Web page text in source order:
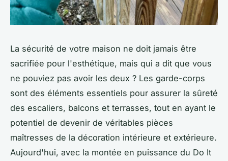
La sécurité de votre maison ne doit jamais être
sacrifiée pour l'esthétique, mais qui a dit que vous
ne pouviez pas avoir les deux ? Les garde-corps
sont des éléments essentiels pour assurer la sûreté
des escaliers, balcons et terrasses, tout en ayant le
potentiel de devenir de véritables pièces
maîtresses de la décoration intérieure et extérieure.
Aujourd'hui, avec la montée en puissance du Do It